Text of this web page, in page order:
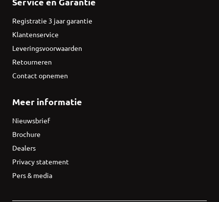
Registratie 3 jaar garantie
Klantenservice
Leveringsvoorwaarden
Retourneren
Contact opnemen
Meer informatie
Nieuwsbrief
Brochure
Dealers
Privacy statement
Pers & media